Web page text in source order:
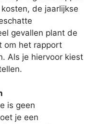
de jaarlijkse
gevallen plant de
om het rapport
Als je hiervoor kiest
is geen
je een